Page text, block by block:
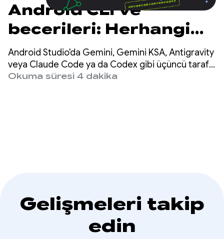
Android CLI ve
becerileri: Herhangi
bir aracı kullanarak
Android
Android Studio'da Gemini, Gemini KSA, Antigravity
veya Claude Code ya da Codex gibi üçüncü taraf
ajanları kullanıyor olsanız da misyonumuz, her
Okuma süresi 4 dakika
Gelişmeleri takip
edin